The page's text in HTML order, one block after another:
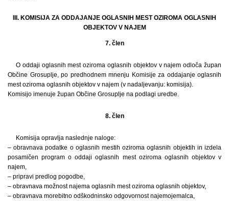
III. KOMISIJA ZA ODDAJANJE OGLASNIH MEST OZIROMA OGLASNIH
OBJEKTOV V NAJEM
7. člen
O oddaji oglasnih mest oziroma oglasnih objektov v najem odloča župan
Občine Grosuplje, po predhodnem mnenju Komisije za oddajanje oglasnih
mest oziroma oglasnih objektov v najem (v nadaljevanju: komisija).
Komisijo imenuje župan Občine Grosuplje na podlagi uredbe.
8. člen
Komisija opravlja naslednje naloge:
– obravnava podatke o oglasnih mestih oziroma oglasnih objektih in izdela
posamičen program o oddaji oglasnih mest oziroma oglasnih objektov v
najem,
– pripravi predlog pogodbe,
– obravnava možnost najema oglasnih mest oziroma oglasnih objektov,
– obravnava morebitno odškodninsko odgovornost najemojemalca,